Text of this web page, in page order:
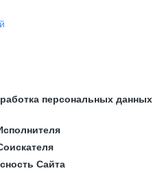
персональных данных
Сайта